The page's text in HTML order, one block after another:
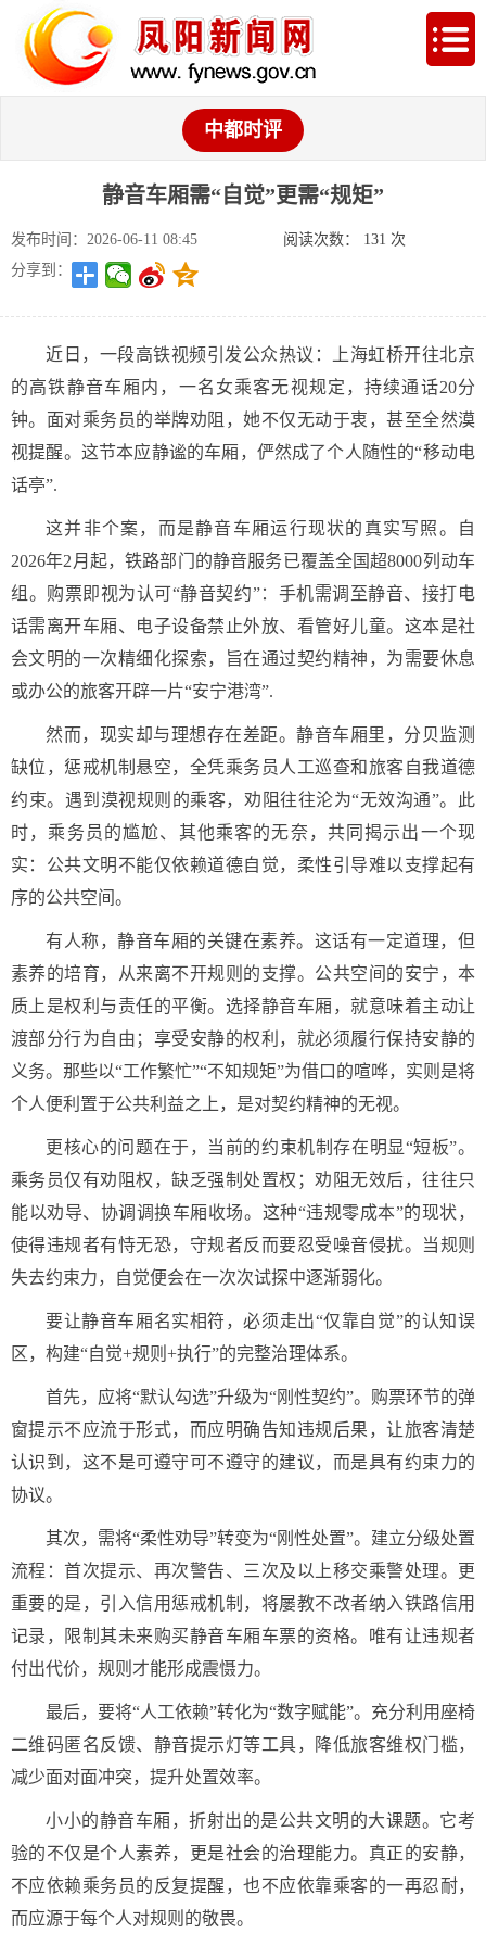
中都时评
静音车厢需“自觉”更需“规矩”
发布时间：2026-06-11 08:45 阅读次数： 131 次
分享到：
近日，一段高铁视频引发公众热议：上海虹桥开往北京
的高铁静音车厢内，一名女乘客无视规定，持续通话20分
钟。面对乘务员的举牌劝阻，她不仅无动于衷，甚至全然漠
视提醒。这节本应静谧的车厢，俨然成了个人随性的“移动电
话亭”.
这并非个案，而是静音车厢运行现状的真实写照。自
2026年2月起，铁路部门的静音服务已覆盖全国超8000列动车
组。购票即视为认可“静音契约”：手机需调至静音、接打电
话需离开车厢、电子设备禁止外放、看管好儿童。这本是社
会文明的一次精细化探索，旨在通过契约精神，为需要休息
或办公的旅客开辟一片“安宁港湾”.
然而，现实却与理想存在差距。静音车厢里，分贝监测
缺位，惩戒机制悬空，全凭乘务员人工巡查和旅客自我道德
约束。遇到漠视规则的乘客，劝阻往往沦为“无效沟通”。此
时，乘务员的尴尬、其他乘客的无奈，共同揭示出一个现
实：公共文明不能仅依赖道德自觉，柔性引导难以支撑起有
序的公共空间。
有人称，静音车厢的关键在素养。这话有一定道理，但
素养的培育，从来离不开规则的支撑。公共空间的安宁，本
质上是权利与责任的平衡。选择静音车厢，就意味着主动让
渡部分行为自由；享受安静的权利，就必须履行保持安静的
义务。那些以“工作繁忙”“不知规矩”为借口的喧哗，实则是将
个人便利置于公共利益之上，是对契约精神的无视。
更核心的问题在于，当前的约束机制存在明显“短板”。
乘务员仅有劝阻权，缺乏强制处置权；劝阻无效后，往往只
能以劝导、协调调换车厢收场。这种“违规零成本”的现状，
使得违规者有恃无恐，守规者反而要忍受噪音侵扰。当规则
失去约束力，自觉便会在一次次试探中逐渐弱化。
要让静音车厢名实相符，必须走出“仅靠自觉”的认知误
区，构建“自觉+规则+执行”的完整治理体系。
首先，应将“默认勾选”升级为“刚性契约”。购票环节的弹
窗提示不应流于形式，而应明确告知违规后果，让旅客清楚
认识到，这不是可遵守可不遵守的建议，而是具有约束力的
协议。
其次，需将“柔性劝导”转变为“刚性处置”。建立分级处置
流程：首次提示、再次警告、三次及以上移交乘警处理。更
重要的是，引入信用惩戒机制，将屡教不改者纳入铁路信用
记录，限制其未来购买静音车厢车票的资格。唯有让违规者
付出代价，规则才能形成震慑力。
最后，要将“人工依赖”转化为“数字赋能”。充分利用座椅
二维码匿名反馈、静音提示灯等工具，降低旅客维权门槛，
减少面对面冲突，提升处置效率。
小小的静音车厢，折射出的是公共文明的大课题。它考
验的不仅是个人素养，更是社会的治理能力。真正的安静，
不应依赖乘务员的反复提醒，也不应依靠乘客的一再忍耐，
而应源于每个人对规则的敬畏。